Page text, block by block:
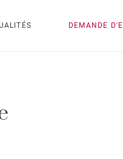
DEMANDE